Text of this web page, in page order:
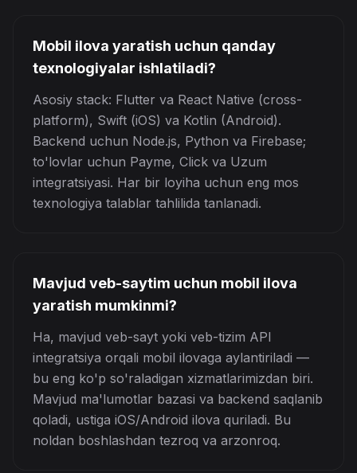
Mobil ilova yaratish uchun qanday
texnologiyalar ishlatiladi?
Asosiy stack: Flutter va React Native (cross-
platform), Swift (iOS) va Kotlin (Android).
Backend uchun Node.js, Python va Firebase;
to'lovlar uchun Payme, Click va Uzum
integratsiyasi. Har bir loyiha uchun eng mos
texnologiya talablar tahlilida tanlanadi.
Mavjud veb-saytim uchun mobil ilova
yaratish mumkinmi?
Ha, mavjud veb-sayt yoki veb-tizim API
integratsiya orqali mobil ilovaga aylantiriladi —
bu eng ko'p so'raladigan xizmatlarimizdan biri.
Mavjud ma'lumotlar bazasi va backend saqlanib
qoladi, ustiga iOS/Android ilova quriladi. Bu
noldan boshlashdan tezroq va arzonroq.